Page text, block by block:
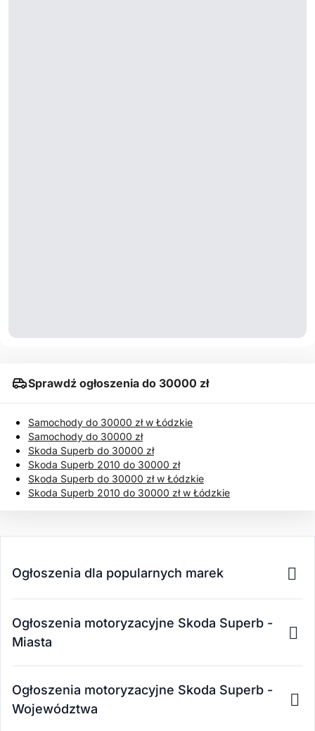
Sprawdź ogłoszenia do 30000 zł
Samochody do 30000 zł w Łódzkie
Samochody do 30000 zł
Skoda Superb do 30000 zł
Skoda Superb 2010 do 30000 zł
Skoda Superb do 30000 zł w Łódzkie
Skoda Superb 2010 do 30000 zł w Łódzkie
Ogłoszenia dla popularnych marek
Ogłoszenia motoryzacyjne Skoda Superb -
Miasta
Ogłoszenia motoryzacyjne Skoda Superb -
Województwa